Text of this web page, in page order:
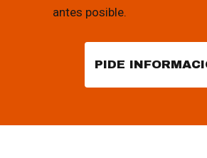
antes posible.
PIDE